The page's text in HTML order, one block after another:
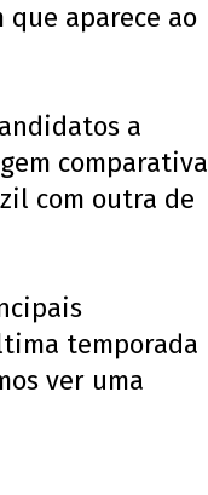
que aparece ao
a
comparativa
com outra de
temporada
ver uma